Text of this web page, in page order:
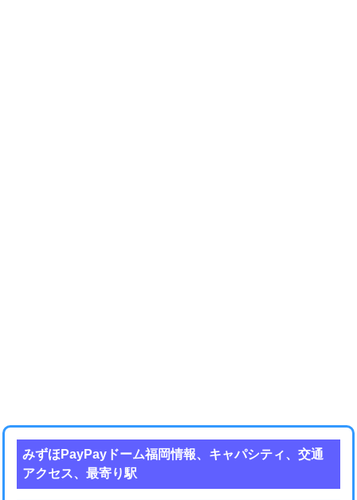
みずほPayPayドーム福岡情報、キャパシティ、交通
アクセス、最寄り駅